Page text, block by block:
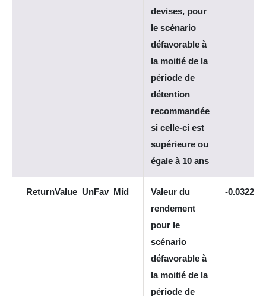
devises, pour
le scénario
défavorable à
la moitié de la
période de
détention
recommandée
si celle-ci est
supérieure ou
égale à 10 ans
ReturnValue_UnFav_Mid
Valeur du
rendement
pour le
scénario
défavorable à
la moitié de la
période de
-